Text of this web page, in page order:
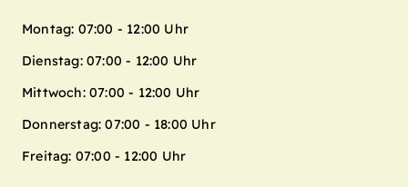
Montag: 07:00 - 12:00 Uhr
Dienstag: 07:00 - 12:00 Uhr
Mittwoch: 07:00 - 12:00 Uhr
Donnerstag: 07:00 - 18:00 Uhr
Freitag: 07:00 - 12:00 Uhr